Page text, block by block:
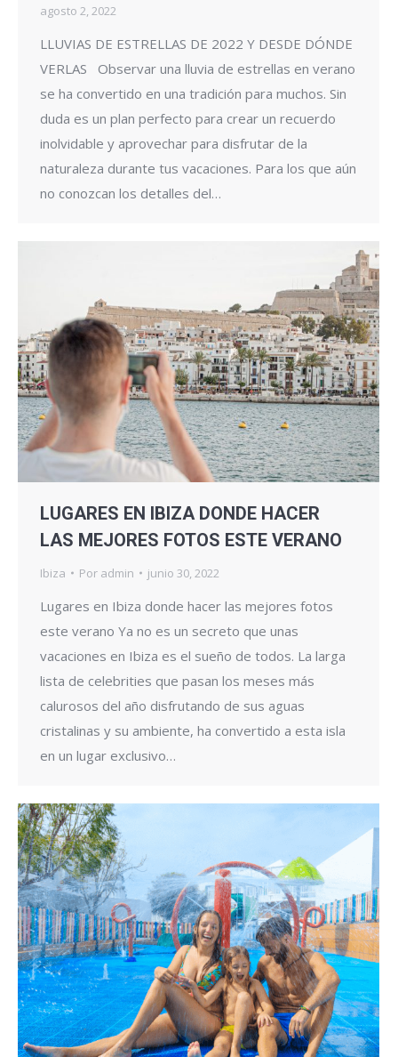
agosto 2, 2022
LLUVIAS DE ESTRELLAS DE 2022 Y DESDE DÓNDE
VERLAS Observar una lluvia de estrellas en verano
se ha convertido en una tradición para muchos. Sin
duda es un plan perfecto para crear un recuerdo
inolvidable y aprovechar para disfrutar de la
naturaleza durante tus vacaciones. Para los que aún
no conozcan los detalles del…
LUGARES EN IBIZA DONDE HACER
LAS MEJORES FOTOS ESTE VERANO
Ibiza Por admin junio 30, 2022
Lugares en Ibiza donde hacer las mejores fotos
este verano Ya no es un secreto que unas
vacaciones en Ibiza es el sueño de todos. La larga
lista de celebrities que pasan los meses más
calurosos del año disfrutando de sus aguas
cristalinas y su ambiente, ha convertido a esta isla
en un lugar exclusivo…